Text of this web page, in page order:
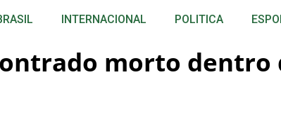
INTERNACIONAL POLITICA
morto dentro